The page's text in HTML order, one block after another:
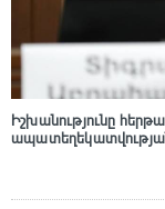
Իշխանությունը